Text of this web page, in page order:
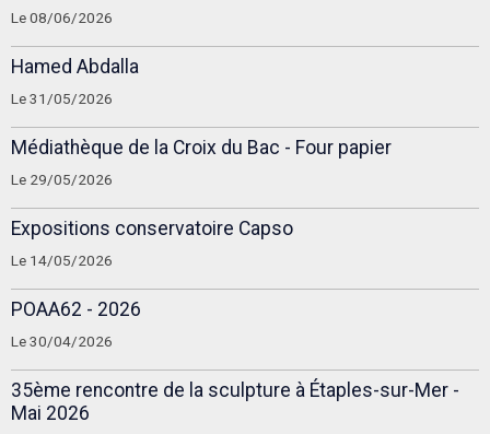
Le 08/06/2026
Hamed Abdalla
Le 31/05/2026
Médiathèque de la Croix du Bac - Four papier
Le 29/05/2026
Expositions conservatoire Capso
Le 14/05/2026
POAA62 - 2026
Le 30/04/2026
35ème rencontre de la sculpture à Étaples-sur-Mer -
Mai 2026